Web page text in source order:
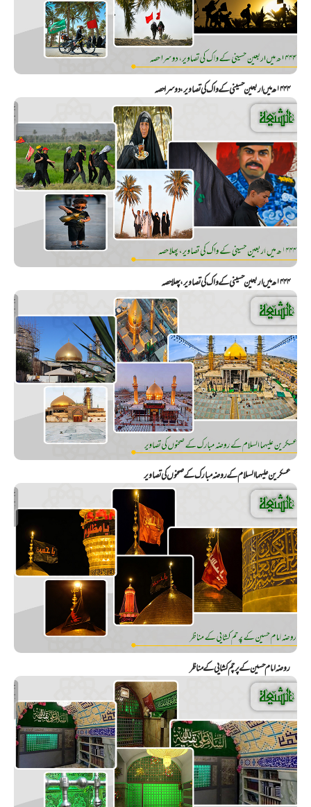
۱۴۴۴ھ میں اربعین حسینی کے واک کی تصاویر، دوسرا حصہ
۱۴۴۴ھ میں اربعین حسینی کے واک کی تصاویر، پھلا حصہ
عسکرین علیهما السلام کے روضہ مبارک کے صحنوں کی تصاویر
روضہ امام حسین کے پرچم کشايي کے مناظر